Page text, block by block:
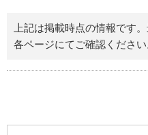
上記は掲載時点の情報です
各ページにてご確認ください